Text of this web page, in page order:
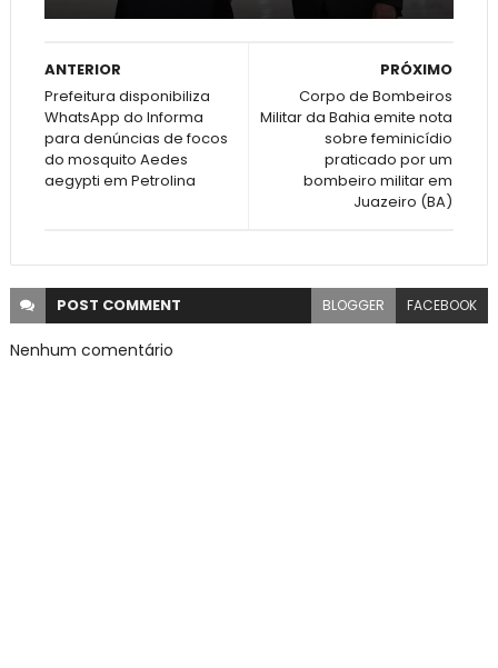
PRÓXIMO
Corpo de Bombeiros
Militar da Bahia emite nota
sobre feminicídio
praticado por um
bombeiro militar em
Juazeiro (BA)
ANTERIOR
Prefeitura disponibiliza
WhatsApp do Informa
para denúncias de focos
do mosquito Aedes
aegypti em Petrolina
POST COMMENT BLOGGER FACEBOOK
Nenhum comentário